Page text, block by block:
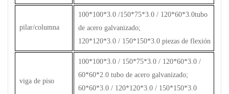
pilar/columna
100*100*3.0 /150*75*3.0 / 120*60*3.0tubo
de acero galvanizado;
120*120*3.0 / 150*150*3.0 piezas de flexión
viga de piso
100*100*3.0 / 150*75*3.0 / 120*60*3.0 /
60*60*2.0 tubo de acero galvanizado;
60*60*3.0 / 120*120*3.0 / 150*150*3.0